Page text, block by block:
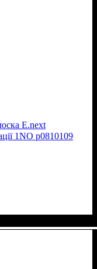
E.next
1NO p0810109